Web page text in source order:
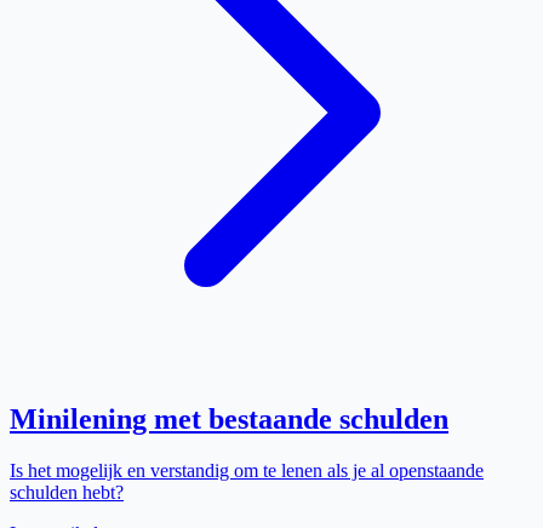
Minilening met bestaande schulden
Is het mogelijk en verstandig om te lenen als je al openstaande
schulden hebt?